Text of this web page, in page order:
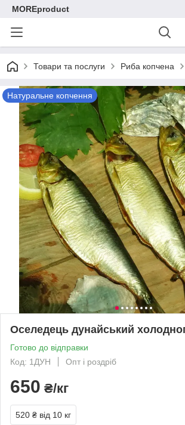
MOREproduct
Товари та послуги Риба копчена
Натуральне копчення
Оселедець дунайський
Готово до відправки
Код: 1ДУН
Опт і роздріб
650 ₴/кг
520 ₴ від 10 кг